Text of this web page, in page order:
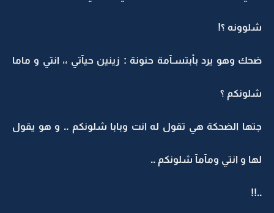
شلوونه ؟!
ضحك وهو يرد بأبتسـآمة حنونة : زينين حيآتي ،، انتي و ماما
شلونكم ؟
جتها الضحكة هي تقول له انت وبابا شلونكم .. و هو يقول
لها و انتي ومآمآ شلونكم ..
..!!